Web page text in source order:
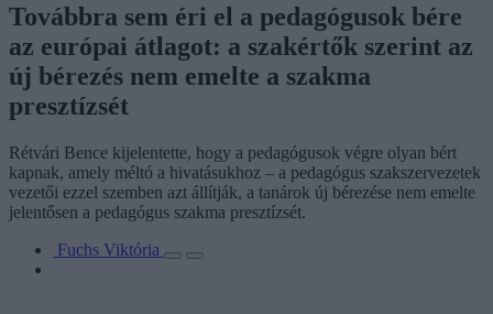
Továbbra sem éri el a pedagógusok bére
az európai átlagot: a szakértők szerint az
új bérezés nem emelte a szakma
presztízsét
Rétvári Bence kijelentette, hogy a pedagógusok végre olyan bért
kapnak, amely méltó a hivatásukhoz – a pedagógus szakszervezetek
vezetői ezzel szemben azt állítják, a tanárok új bérezése nem emelte
jelentősen a pedagógus szakma presztízsét.
Fuchs Viktória